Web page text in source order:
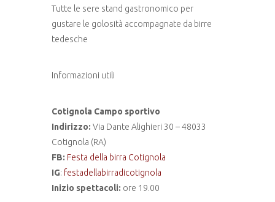
Tutte le sere stand gastronomico per
gustare le golosità accompagnate da birre
tedesche
Informazioni utili
Cotignola Campo sportivo
Indirizzo: Via Dante Alighieri 30 – 48033
Cotignola (RA)
FB: Festa della birra Cotignola
IG: festadellabirradicotignola
Inizio spettacoli: ore 19.00